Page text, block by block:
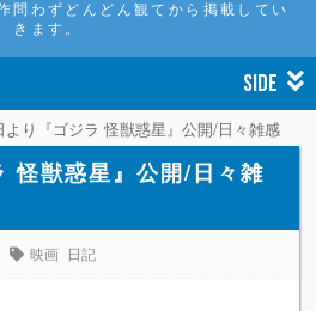
問わずどんどん観てから掲載してい
きます。
SIDE
より『ゴジラ 怪獣惑星』公開/日々雑感
怪獣惑星』公開/日々雑
映画 日記